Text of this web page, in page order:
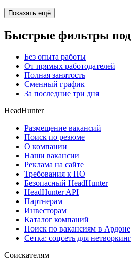
Показать ещё
Быстрые фильтры
Без опыта работы
От прямых работодателей
Полная занятость
Сменный график
За последние три дня
HeadHunter
Размещение вакансий
Поиск по резюме
О компании
Наши вакансии
Реклама на сайте
Требования к ПО
Безопасный HeadHunter
HeadHunter API
Партнерам
Инвесторам
Каталог компаний
Поиск по вакансиям в Ардоне
Сетка: соцсеть для
Соискателям